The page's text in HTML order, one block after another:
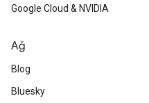
Google Cloud & NVIDIA
Ağ
Blog
Bluesky